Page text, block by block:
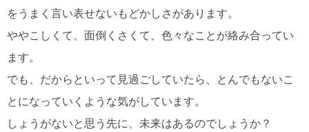
をうまく言い表せないもどかしさがあります。
ややこしくて、面倒くさくて、色々なことが絡み合ってい
ます。
でも、だからといって見過ごしていたら、とんでもないこ
とになっていくような気がしています。
しょうがないと思う先に、未来はあるのでしょうか？